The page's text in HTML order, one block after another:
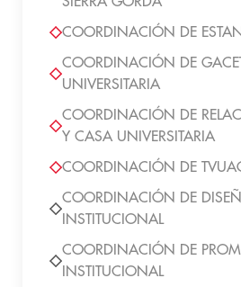
COORDINACIÓN DE
COORDINACIÓN DE
UNIVERSITARIA
COORDINACIÓN DE
Y CASA UNIVERSITARIA
COORDINACIÓN DE
COORDINACIÓN DE
INSTITUCIONAL
COORDINACIÓN DE
INSTITUCIONAL